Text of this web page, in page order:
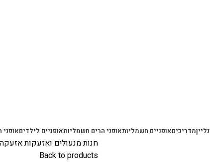
מדריכיםאופניים חשמליותאופני הרים חשמליותאופניים לילדיםאופני
חנותמנעולים ואזעקות
Back to products